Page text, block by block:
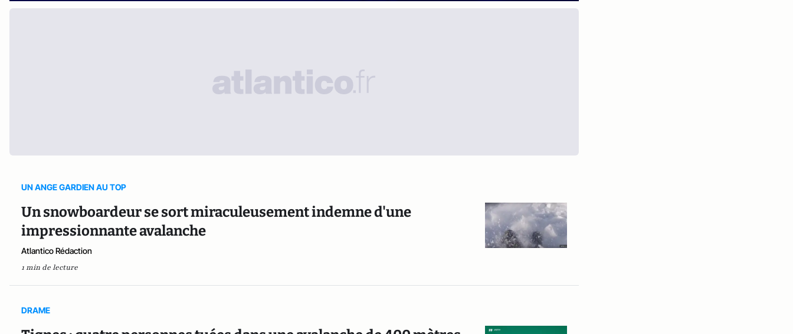
UN ANGE GARDIEN AU TOP
Un snowboardeur se sort miraculeusement indemne d'une
impressionnante avalanche
Atlantico Rédaction
1 min de lecture
DRAME